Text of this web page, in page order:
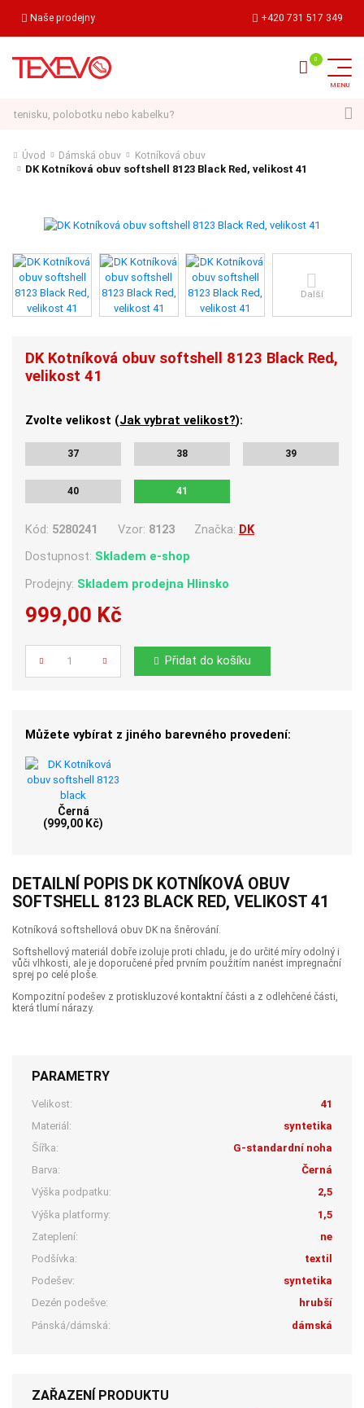
Naše prodejny +420 731 517 349
Úvod Dámská obuv Kotníková obuv
DK Kotníková obuv softshell 8123 Black Red, velikost 41
Další
DK Kotníková obuv softshell 8123 Black Red,
velikost 41
Zvolte velikost (Jak vybrat velikost?):
37 38 39
40 41
Kód: 5280241 Vzor: 8123 Značka: DK
Dostupnost: Skladem e-shop
Prodejny: Skladem prodejna Hlinsko
999,00 Kč
Počet
Přidat do košíku
Můžete vybírat z jiného barevného provedení:
Černá
(999,00 Kč)
DETAILNÍ POPIS DK KOTNÍKOVÁ OBUV
SOFTSHELL 8123 BLACK RED, VELIKOST 41
Kotníková softshellová obuv DK na šněrování.
Softshellový materiál dobře izoluje proti chladu, je do určité míry odolný i
vůči vlhkosti, ale je doporučené před prvním použitím nanést impregnační
sprej po celé ploše.
Kompozitní podešev z protiskluzové kontaktní části a z odlehčené části,
která tlumí nárazy.
PARAMETRY
Velikost:
41
Materiál:
syntetika
Šířka:
G-standardní noha
Barva:
Černá
Výška podpatku:
2,5
Výška platformy:
1,5
Zateplení:
ne
Podšívka:
textil
Podešev:
syntetika
Dezén podešve:
hrubší
Pánská/dámská:
dámská
ZAŘAZENÍ PRODUKTU